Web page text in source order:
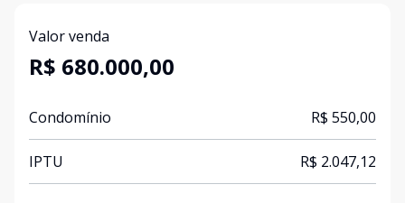
Valor venda
R$ 680.000,00
Condomínio R$ 550,00
IPTU R$ 2.047,12